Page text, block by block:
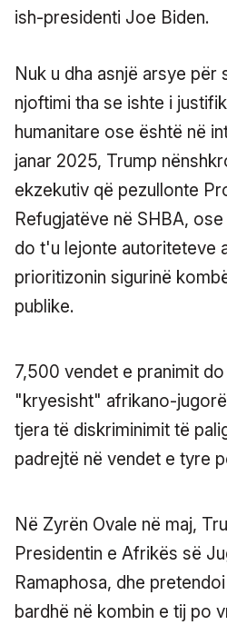
ish-presidenti Joe Biden.
Nuk u dha asnjë arsye për
njoftimi tha se ishte i
humanitare ose është në
janar 2025, Trump
ekzekutiv që pezullonte
Refugjatëve në SHBA,
do t'u lejonte autoriteteve
prioritizonin sigurinë
publike.
7,500 vendet e pranimit
"kryesisht" afrikano-
tjera të diskriminimit të
padrejtë në vendet e tyre
Në Zyrën Ovale në maj,
Presidentin e Afrikës së
Ramaphosa, dhe
bardhë në kombin e tij po